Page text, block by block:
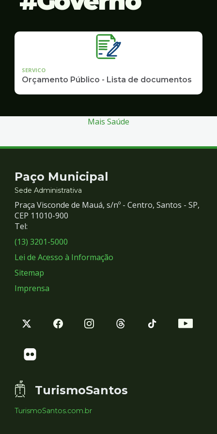
SERVICO
Orçamento Público - Lista de documentos
Mais Saúde
Contato
e
Redes
Sociais
Paço Municipal
Sede Administrativa
Praça Visconde de Mauá, s/nº - Centro, Santos - SP,
CEP 11010-900
Tel:
(13) 3201-5000
Lei de Acesso à Informação
Sitemap
Imprensa
TurismoSantos
TurismoSantos.com.br